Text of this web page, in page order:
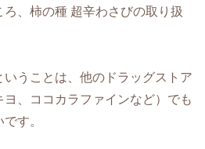
、柿の種 超辛わさびの取り扱
うことは、他のドラッグストア
ヨ、ココカラファインなど）でも
す。